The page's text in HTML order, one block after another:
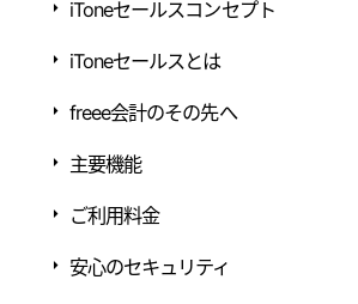
iToneセールスコンセプト
iToneセールスとは
freee会計のその先へ
主要機能
ご利用料金
安心のセキュリティ